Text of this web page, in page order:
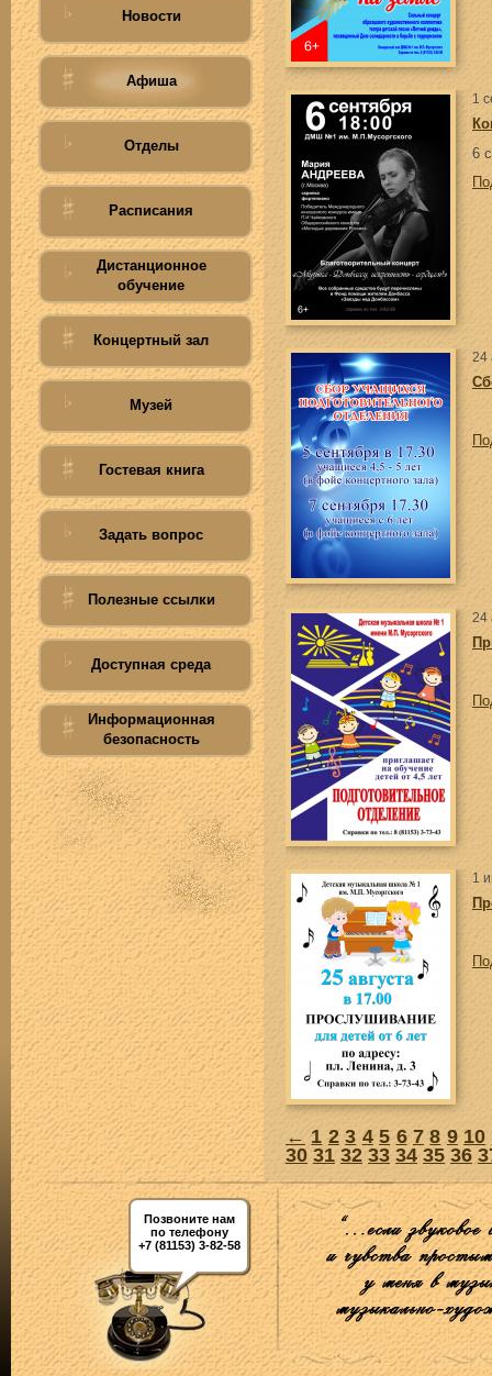
Новости
Афиша
Отделы
Расписания
Дистанционное
обучение
Концертный зал
Музей
Гостевая книга
Задать вопрос
Полезные ссылки
Доступная среда
Информационная
безопасность
1
6
24
24
1
← 1 2 3 4 5 6 7 8 9 10
30 31 32 33 34 35 36
Позвоните нам
по телефону
+7 (81153) 3-82-58